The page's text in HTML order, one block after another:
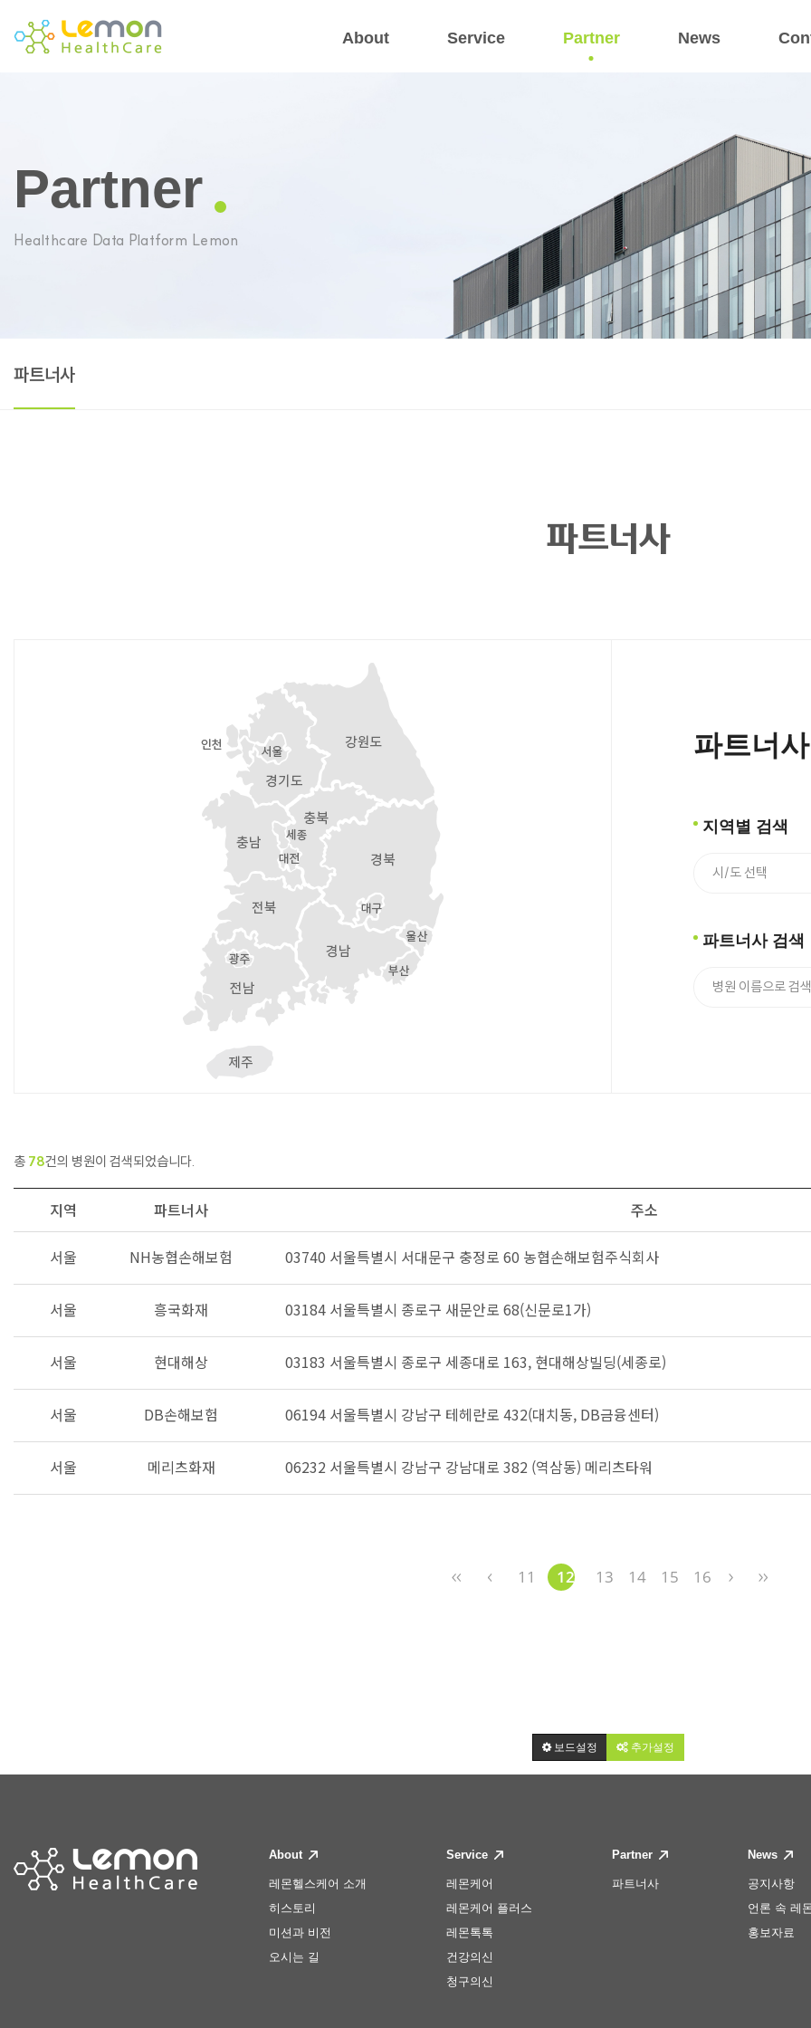
About Service Partner News
Partner
Healthcare Data Platform Lemon
파트너사
파트너사
파트너
지역별 검색
파트너사 검색
총 78건의 병원이 검색되었습니다.
지역 파트너사 주소
서울 NH농협손해보험 03740 서울특별시 서대문구 충정로 60 농협손해보험주식회사
서울 흥국화재 03184 서울특별시 종로구 새문안로 68(신문로1가)
서울 현대해상 03183 서울특별시 종로구 세종대로 163, 현대해상빌딩(세종로)
서울 DB손해보험 06194 서울특별시 강남구 테헤란로 432(대치동, DB금융센터)
서울 메리츠화재 06232 서울특별시 강남구 강남대로 382 (역삼동) 메리츠타워
11 12 13 14 15 16
보드설정 추가설정
About
레몬헬스케어 소개
히스토리
미션과 비전
오시는 길
Service
레몬케어
레몬케어 플러스
레몬톡톡
건강의신
청구의신
Partner
파트너사
News
공지사항
언론 속 레
홍보자료